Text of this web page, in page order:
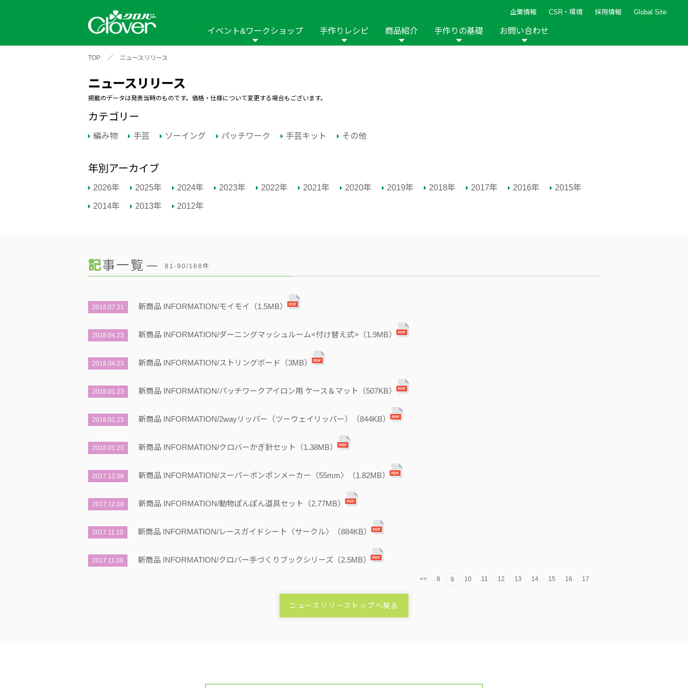
企業情報 CSR・環境 採用情報 Global Site
イベント&ワークショップ
2026年 2025年
ワークショップ
2026年 2025年 2024年
イベントレポート
2024年 2020年 2019年 2018年 2017年 2016年 2015年 2014年 2013年 2012年
手作りレシピ
ソーイング
商品紹介
新商品一覧 縫い針
手作りの基礎 お問い合わせ
TOP ／ ニュースリリース
ニュースリリース
掲載のデータは発表当時のものです。価格・仕様について変更する場合もございます。
カテゴリー
編み物 手芸 ソーイング パッチワーク 手芸キット その他
年別アーカイブ
2026年 2025年 2024年 2023年 2022年 2021年 2020年 2019年 2018年 2017年 2016年 2015年
2014年 2013年 2012年
記事一覧 81-90/168件
2018.07.31 新商品 INFORMATION/モイモイ（1.5MB）
2018.04.23 新商品 INFORMATION/ダーニングマッシュルーム<付け替え式>（1.9MB）
2018.04.23 新商品 INFORMATION/ストリングボード（3MB）
2018.01.23 新商品 INFORMATION/パッチワークアイロン用 ケース＆マット（507KB）
2018.01.23 新商品 INFORMATION/2wayリッパー（ツーウェイリッパー）（844KB）
2018.01.23 新商品 INFORMATION/クロバーかぎ針セット（1.38MB）
2017.12.08 新商品 INFORMATION/スーパーポンポンメーカー〈55mm〉（1.82MB）
2017.12.08 新商品 INFORMATION/動物ぽんぽん道具セット（2.77MB）
2017.11.10 新商品 INFORMATION/レースガイドシート〈サークル〉（884KB）
2017.11.08 新商品 INFORMATION/クロバー手づくりブックシリーズ（2.5MB）
<< 8 9 10 11 12 13 14 15 16 17
ニュースリリーストップへ戻る